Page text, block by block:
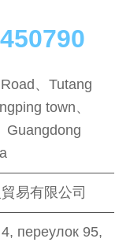
、Tutang
town、
Guangdong
易有限公司
переулок 95,